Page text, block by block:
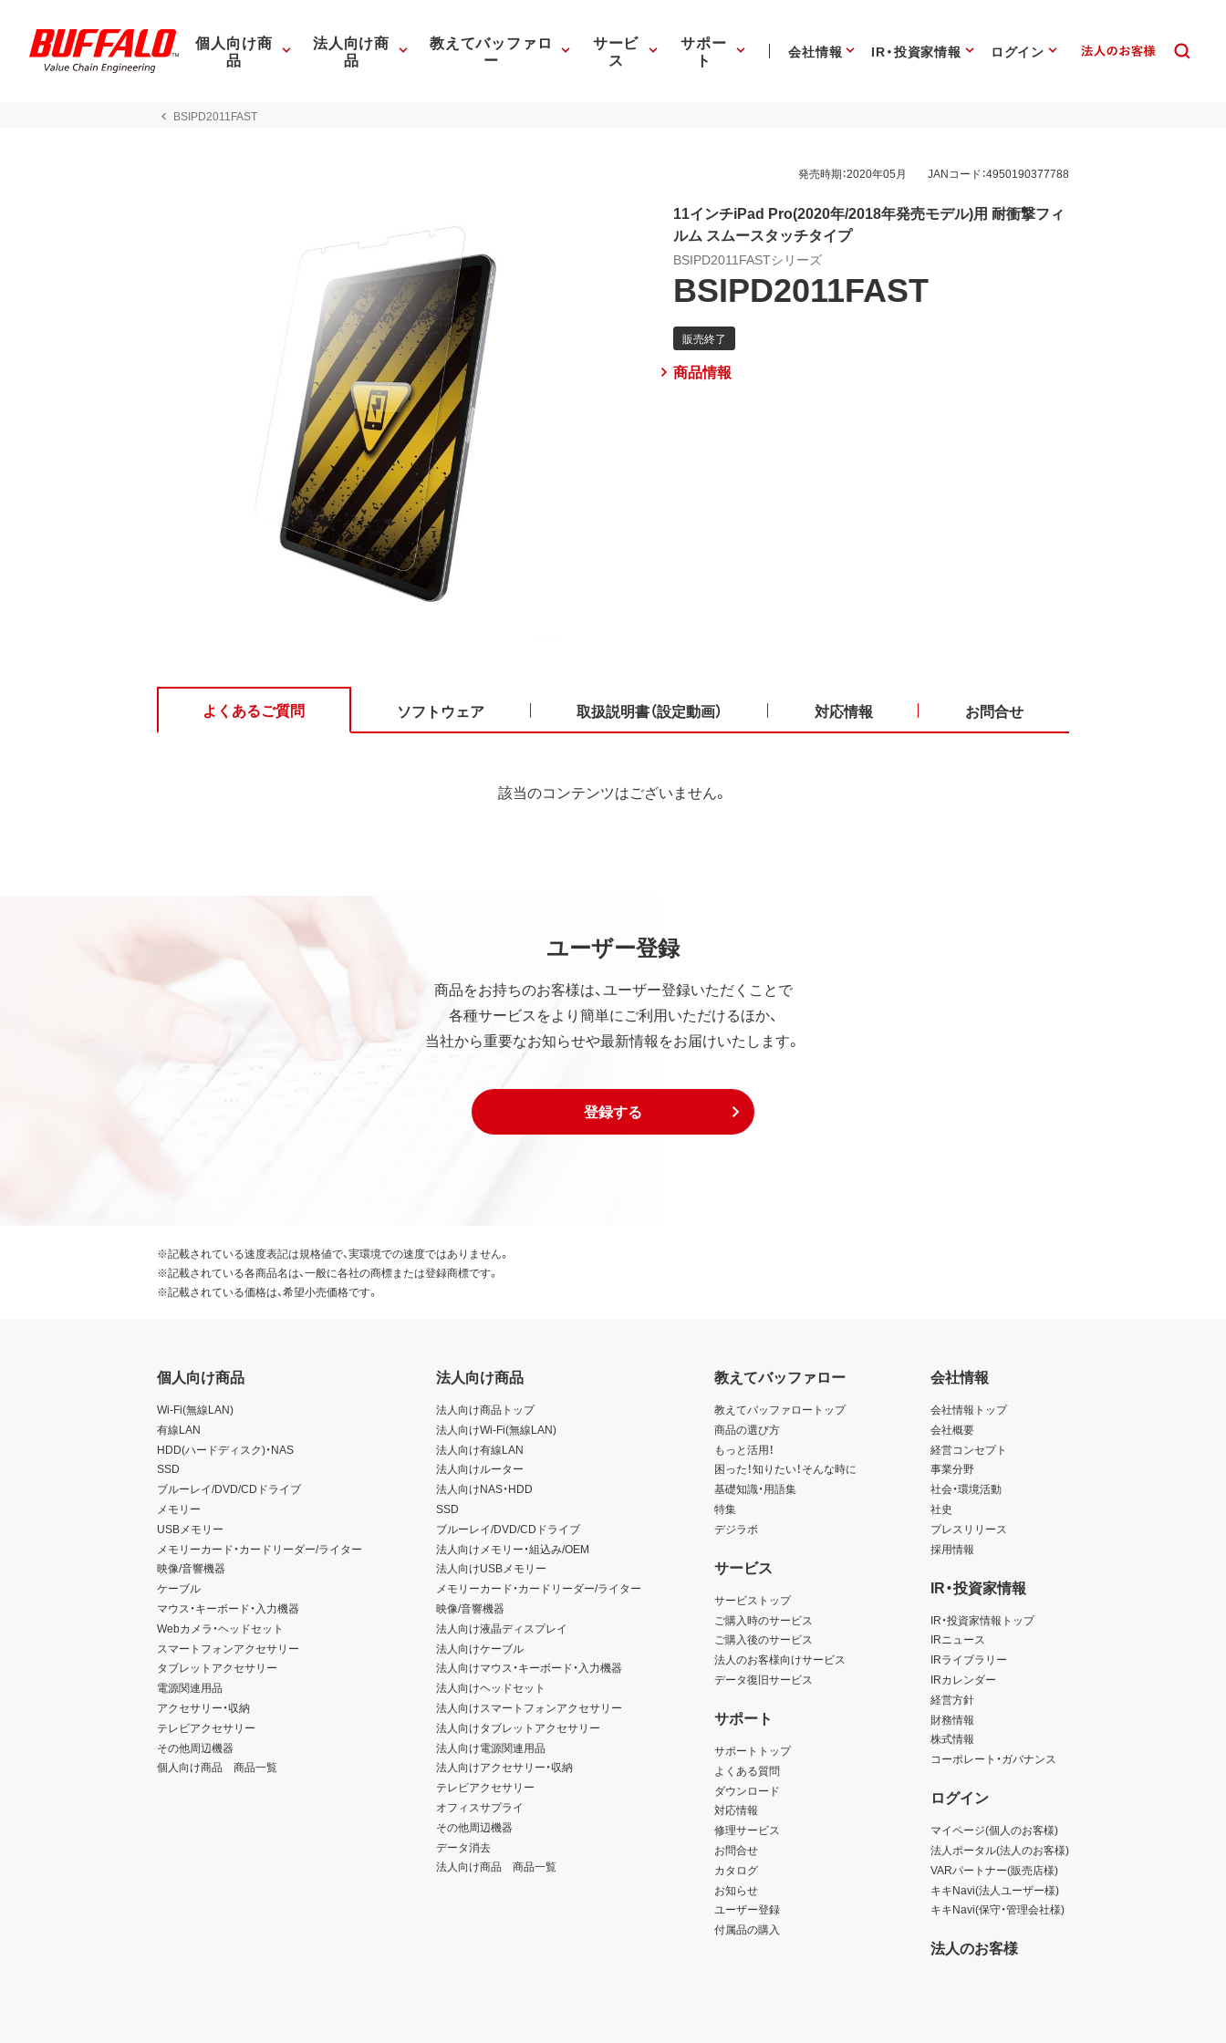
個人向け商
品
法人向け商
品
教えてバッファロ
ー
サービ
ス
サポー
ト 会社情報 IR・投資家情報 ログイン
BSIPD2011FAST
発売時期：2020年05月 JANコード：4950190377788
11インチiPad Pro(2020年/2018年発売モデル)用 耐衝撃フィ
ルム スムースタッチタイプ
BSIPD2011FASTシリーズ
BSIPD2011FAST
商品情報
よくあるご質問 ソフトウェア 取扱説明書（設定動画） 対応情報 お問合せ
該当のコンテンツはございません。
ユーザー登録
商品をお持ちのお客様は、ユーザー登録いただくことで
各種サービスをより簡単にご利用いただけるほか、
当社から重要なお知らせや最新情報をお届けいたします。
登録する
※記載されている速度表記は規格値で、実環境での速度ではありません。
※記載されている各商品名は、一般に各社の商標または登録商標です。
※記載されている価格は、希望小売価格です。
個人向け商品
Wi-Fi(無線LAN)
有線LAN
HDD(ハードディスク)・NAS
SSD
ブルーレイ/DVD/CDドライブ
メモリー
USBメモリー
メモリーカード・カードリーダー/ライター
映像/音響機器
ケーブル
マウス・キーボード・入力機器
Webカメラ・ヘッドセット
スマートフォンアクセサリー
タブレットアクセサリー
電源関連用品
アクセサリー・収納
テレビアクセサリー
その他周辺機器
個人向け商品 商品一覧
法人向け商品
法人向け商品トップ
法人向けWi-Fi(無線LAN)
法人向け有線LAN
法人向けルーター
法人向けNAS・HDD
SSD
ブルーレイ/DVD/CDドライブ
法人向けメモリー・組込み/OEM
法人向けUSBメモリー
メモリーカード・カードリーダー/ライター
映像/音響機器
法人向け液晶ディスプレイ
法人向けケーブル
法人向けマウス・キーボード・入力機器
法人向けヘッドセット
法人向けスマートフォンアクセサリー
法人向けタブレットアクセサリー
法人向け電源関連用品
法人向けアクセサリー・収納
テレビアクセサリー
オフィスサプライ
その他周辺機器
データ消去
法人向け商品 商品一覧
教えてバッファロー
教えてバッファロートップ
商品の選び方
もっと活用！
困った！知りたい！そんな時に
基礎知識・用語集
特集
デジラボ
サービス
サービストップ
ご購入時のサービス
ご購入後のサービス
法人のお客様向けサービス
データ復旧サービス
サポート
サポートトップ
よくある質問
ダウンロード
対応情報
修理サービス
お問合せ
カタログ
お知らせ
ユーザー登録
付属品の購入
会社情報
会社情報トップ
会社概要
経営コンセプト
事業分野
社会・環境活動
社史
プレスリリース
採用情報
IR・投資家情報
IR・投資家情報トップ
IRニュース
IRライブラリー
IRカレンダー
経営方針
財務情報
株式情報
コーポレート・ガバナンス
ログイン
マイページ(個人のお客様)
法人ポータル(法人のお客様)
VARパートナー(販売店様)
キキNavi(法人ユーザー様)
キキNavi(保守・管理会社様)
法人のお客様